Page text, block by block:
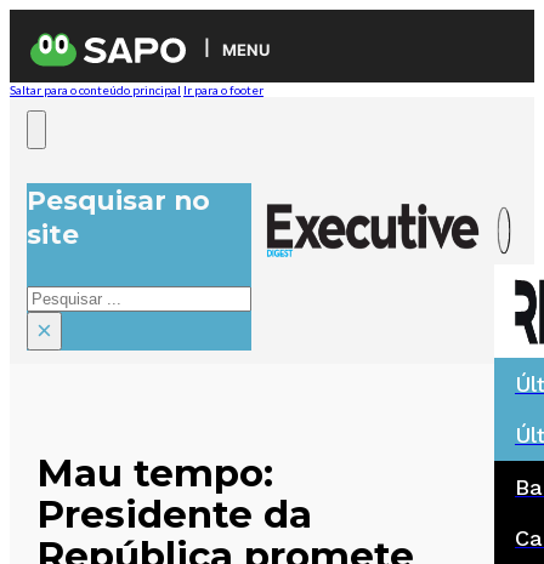
MENU
Saltar para o conteúdo principal Ir para o footer
Pesquisar no
site
Pesquisar
×
Mau tempo:
Presidente da